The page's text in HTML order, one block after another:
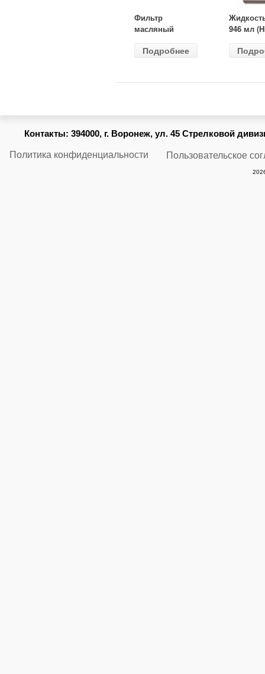
Фильтр
масляный
(MANN) W
Подробнее
946 мл
Контакты: 394000, г. Воронеж, ул. 45 Стрелковой
Политика конфиденциальности Пользовательское